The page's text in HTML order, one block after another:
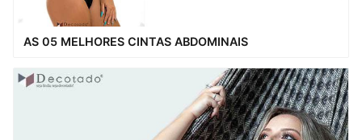
AS 05 MELHORES CINTAS ABDOMINAIS